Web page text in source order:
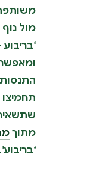
מול
ומאפשר
מתוך
‘בריבוע’.